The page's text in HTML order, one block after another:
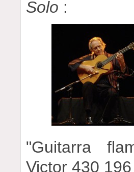
Solo :
"Guitarra
Victor 430